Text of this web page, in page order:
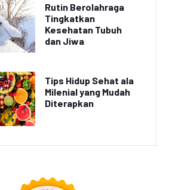
Rutin Berolahraga
Tingkatkan
Kesehatan Tubuh
dan Jiwa
Tips Hidup Sehat ala
Milenial yang Mudah
Diterapkan